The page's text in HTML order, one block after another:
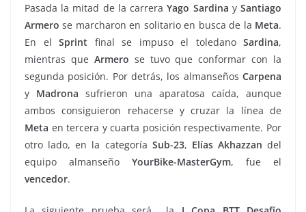
Pasada la mitad de la carreraYago Sardina ySantiago
Armero se marcharon en solitario en busca de la Meta.
En el Sprint final se impuso el toledano Sardina,
mientras que Armero se tuvo que conformar con la
segunda posición. Por detrás, los almanseños Carpena
y Madrona sufrieron una aparatosa caída, aunque
ambos consiguieron rehacerse y cruzar la línea de
Meta en tercera y cuarta posición respectivamente. Por
otro lado, en la categoría Sub-23, Elías Akhazzan del
equipo almanseño YourBike-MasterGym, fue el
vencedor.